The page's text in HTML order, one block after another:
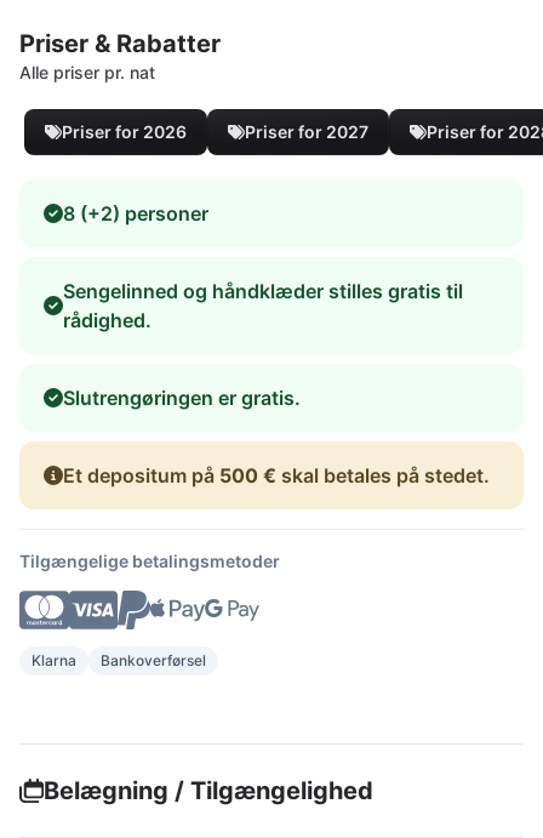
Priser & Rabatter
Alle priser pr. nat
Priser for 2026 Priser for 2027 Priser for
8 (+2) personer
Sengelinned og håndklæder stilles gratis til
rådighed.
Slutrengøringen er gratis.
Et depositum på 500 € skal betales på stedet.
Tilgængelige betalingsmetoder
Klarna Bankoverførsel
Belægning / Tilgængelighed